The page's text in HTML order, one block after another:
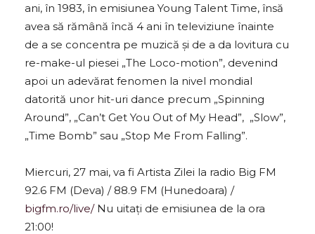
ani, în 1983, în emisiunea Young Talent Time, însă
avea să rămână încă 4 ani în televiziune înainte
de a se concentra pe muzică și de a da lovitura cu
re-make-ul piesei „The Loco-motion”, devenind
apoi un adevărat fenomen la nivel mondial
datorită unor hit-uri dance precum „Spinning
Around”, „Can’t Get You Out of My Head”, „Slow”,
„Time Bomb” sau „Stop Me From Falling”.
Miercuri, 27 mai, va fi Artista Zilei la radio Big FM
92.6 FM (Deva) / 88.9 FM (Hunedoara) /
bigfm.ro/live/Nu uitați de emisiunea de la ora
21:00!